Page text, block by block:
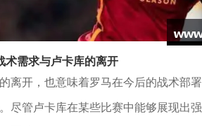
术需求与卢卡库的离开
离开，也意味着罗马在今后的战术部
尽管卢卡库在某些比赛中能够展现出